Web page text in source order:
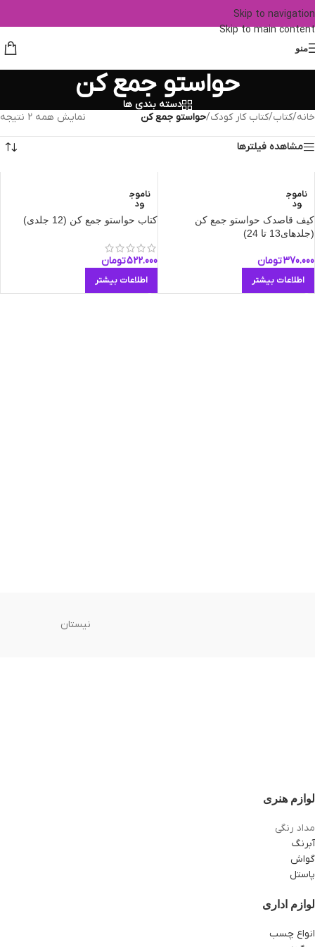
Skip to navigation
Skip to main content
منو
حواستو جمع کن
دسته بندی ها
خانه/کتاب/کتاب کار کودک/حواستو جمع کن نمایش همه 2 نتیجه
مشاهده فیلترها
ناموج
ود
کیف قاصدک حواستو جمع کن
(جلدهای13 تا 24)
370.000تومان
اطلاعات بیشتر
ناموج
ود
کتاب حواستو جمع کن (12 جلدی)
522.000تومان
اطلاعات بیشتر
نیستان
لوازم هنری
مداد رنگی
آبرنگ
گواش
پاستل
لوازم اداری
انواع چسب